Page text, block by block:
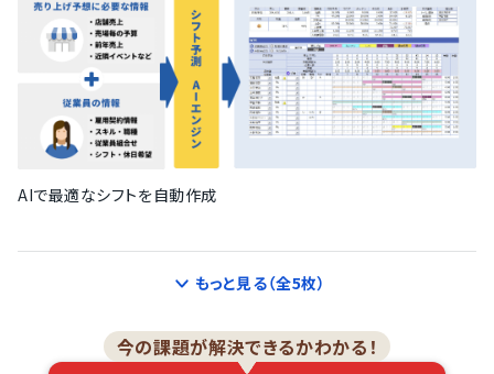
AIで最適なシフトを自動作成
もっと見る（全5枚）
今の課題が解決できるかわかる！